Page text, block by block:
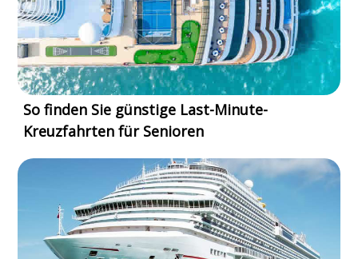
So finden Sie günstige Last-Minute-
Kreuzfahrten für Senioren